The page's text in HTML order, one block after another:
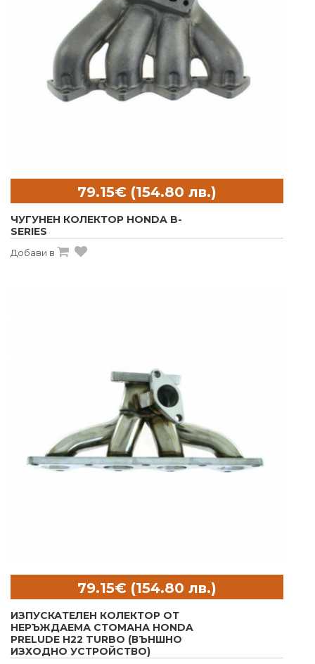
ЧУГУНЕН КОЛЕКТОР HONDA B-
SERIES
Добави в
ИЗПУСКАТЕЛЕН КОЛЕКТОР ОТ
НЕРЪЖДАЕМА СТОМАНА HONDA
PRELUDE H22 TURBO (ВЪНШНО
ИЗХОДНО УСТРОЙСТВО)